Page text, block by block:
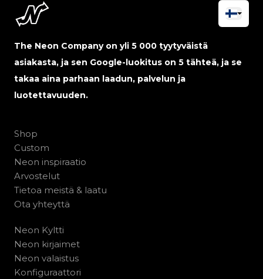
The Neon Company on yli 5 000 tyytyväistä
asiakasta, ja sen Google-luokitus on 5 tähteä, ja se
takaa aina parhaan laadun, palvelun ja
luotettavuuden.
Shop
Custom
Neon inspiraatio
Arvostelut
Tietoa meistä & laatu
Ota yhteyttä
Neon Kyltti
Neon kirjaimet
Neon valaistus
Konfiguraattori